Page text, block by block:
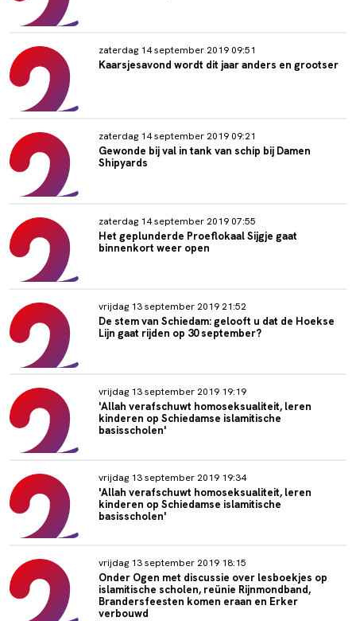
zaterdag 14 september 2019 09:51
Kaarsjesavond wordt dit jaar anders en grootser
zaterdag 14 september 2019 09:21
Gewonde bij val in tank van schip bij Damen
Shipyards
zaterdag 14 september 2019 07:55
Het geplunderde Proeflokaal Sijgje gaat
binnenkort weer open
vrijdag 13 september 2019 21:52
De stem van Schiedam: gelooft u dat de Hoekse
Lijn gaat rijden op 30 september?
vrijdag 13 september 2019 19:19
'Allah verafschuwt homoseksualiteit, leren
kinderen op Schiedamse islamitische
basisscholen'
vrijdag 13 september 2019 19:34
'Allah verafschuwt homoseksualiteit, leren
kinderen op Schiedamse islamitische
basisscholen'
vrijdag 13 september 2019 18:15
Onder Ogen met discussie over lesboekjes op
islamitische scholen, reünie Rijnmondband,
Brandersfeesten komen eraan en Erker
verbouwd